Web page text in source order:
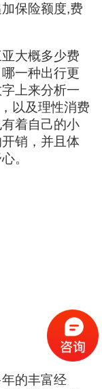
保险额度,费
大概多少费
一种出行更
上来分析一
以及理性消费
着自己的小
销，并且体
。
的丰富经